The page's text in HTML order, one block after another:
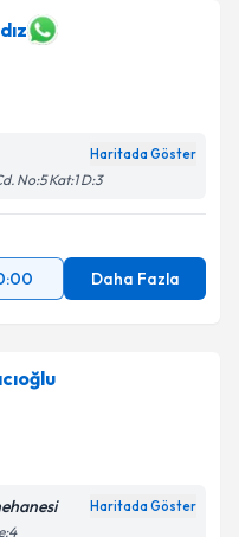
Haritada Göster
No:5 Kat:1 D:3
Daha Fazla
Haritada Göster